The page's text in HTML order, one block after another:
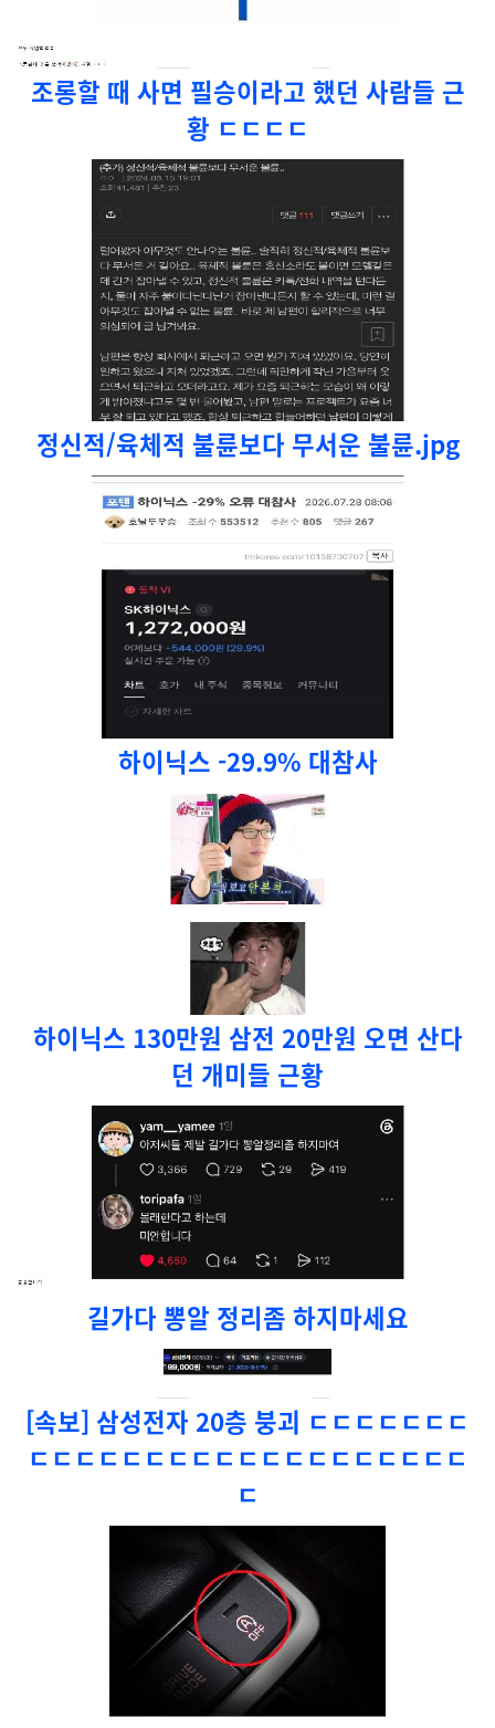
조롱할 때 사면 필승이라고 했던 사람들 근
황 ㄷㄷㄷㄷ
정신적/육체적 불륜보다 무서운 불륜.jpg
하이닉스 -29.9% 대참사
하이닉스 130만원 삼전 20만원 오면 산다
던 개미들 근황
길가다 뽕알 정리좀 하지마세요
[속보] 삼성전자 20층 붕괴 ㄷㄷㄷㄷㄷㄷㄷ
ㄷㄷㄷㄷㄷㄷㄷㄷㄷㄷㄷㄷㄷㄷㄷㄷㄷㄷㄷ
ㄷ